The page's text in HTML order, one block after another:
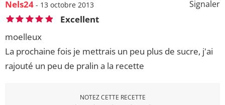
Signaler
Nels24 - 13 octobre 2013
Excellent
moelleux
La prochaine fois je mettrais un peu plus de sucre, j'ai
rajouté un peu de pralin a la recette
NOTEZ CETTE RECETTE